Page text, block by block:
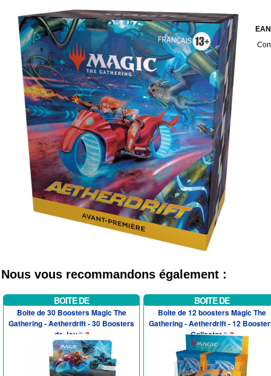
Nous vous recommandons également :
BOITE DE
Boite de 30 Boosters Magic The
Gathering - Aetherdrift - 30 Boosters
de Jeu
BOITE DE
Boite de 12 boosters Magic The
Gathering - Aetherdrift - 12
Collector